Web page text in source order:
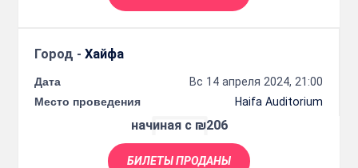
Город - Хайфа
Дата
Вс 14 апреля 2024, 21:00
Место проведения
Haifa Auditorium
начиная с ₪206
БИЛЕТЫ ПРОДАНЫ